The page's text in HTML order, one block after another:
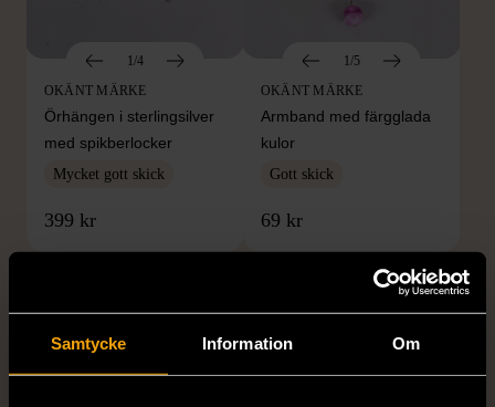
Samtycke Information Om
1/4
OKÄNT MÄRKE
Örhängen i sterlingsilver
med spikberlocker
Mycket gott skick
399 kr
1/5
OKÄNT MÄRKE
Armband med färgglada
kulor
Gott skick
69 kr